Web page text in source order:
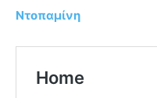
Ντοπαμίνη